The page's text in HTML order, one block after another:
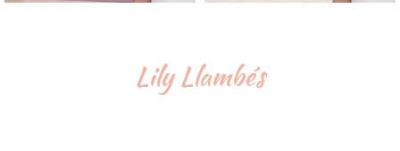
Lily Llambés